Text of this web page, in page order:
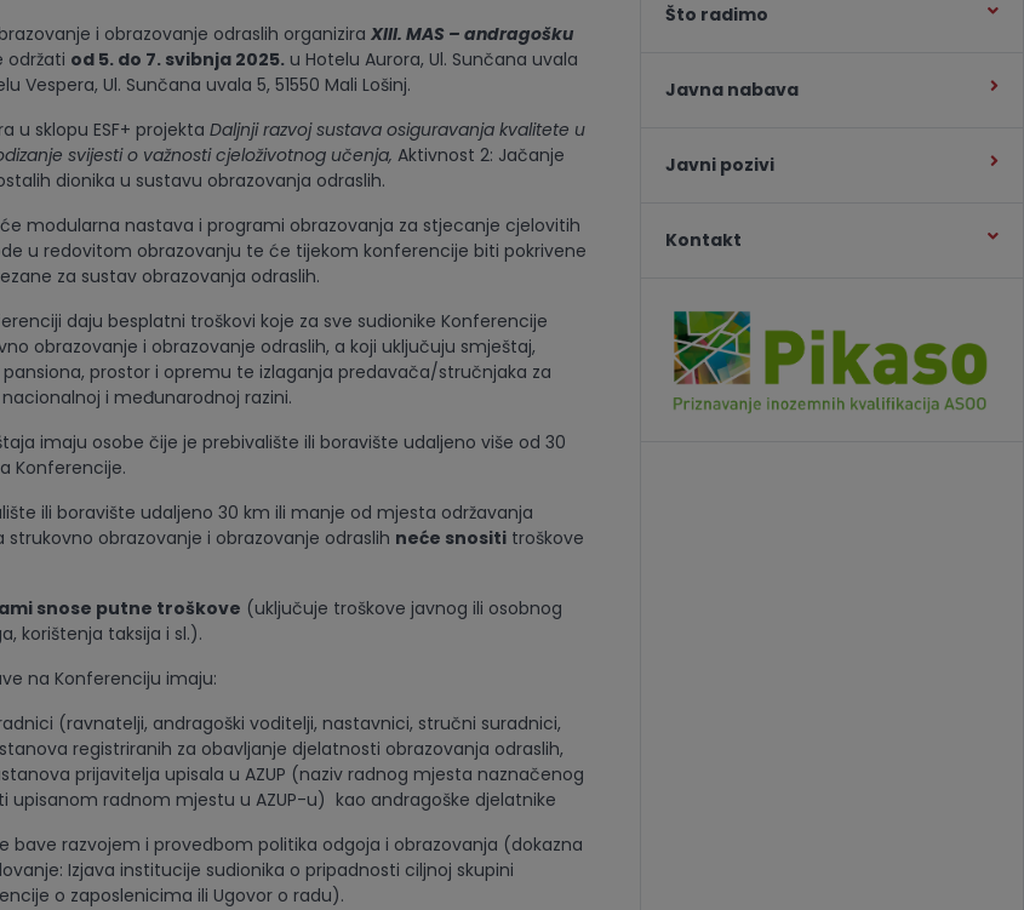
i obrazovanje odraslih organizira XIII. MAS – andragošku
održati od 5. do 7. svibnja 2025.u Hotelu Aurora, Ul. Sunčana uvala
Vespera, Ul. Sunčana uvala 5, 51550 Mali Lošinj.
u sklopu ESF+ projekta Daljnji razvoj sustava osiguravanja kvalitete u
svijesti o važnosti cjeloživotnog učenja, Aktivnost 2: Jačanje
dionika u sustavu obrazovanja odraslih.
modularna nastava i programi obrazovanja za stjecanje cjelovitih
u redovitom obrazovanju te će tijekom konferencije biti pokrivene
za sustav obrazovanja odraslih.
daju besplatni troškovi koje za sve sudionike Konferencije
obrazovanje i obrazovanje odraslih, a koji uključuju smještaj,
prostor i opremu te izlaganja predavača/stručnjaka za
i međunarodnoj razini.
imaju osobe čije je prebivalište ili boravište udaljeno više od 30
Konferencije.
ili boravište udaljeno 30 km ili manje od mjesta održavanja
strukovno obrazovanje i obrazovanje odraslih neće snosititroškove
snose putne troškove (uključuje troškove javnog ili osobnog
korištenja taksija i sl.).
na Konferenciju imaju:
(ravnatelji, andragoški voditelji, nastavnici, stručni suradnici,
registriranih za obavljanje djelatnosti obrazovanja odraslih,
prijavitelja upisala u AZUP (naziv radnog mjesta naznačenog
upisanom radnom mjestu u AZUP-u) kao andragoške djelatnike
razvojem i provedbom politika odgoja i obrazovanja (dokazna
Izjava institucije sudionika o pripadnosti ciljnoj skupini
o zaposlenicima ili Ugovor o radu).
Što radimo
Javna nabava
Javni pozivi
Kontakt